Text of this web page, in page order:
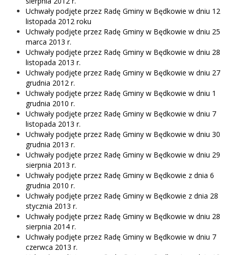
Uchwały podjęte przez Radę Gminy w Będkowie w dniu 12
listopada 2012 roku
Uchwały podjęte przez Radę Gminy w Będkowie w dniu 25
marca 2013 r.
Uchwały podjęte przez Radę Gminy w Będkowie w dniu 28
listopada 2013 r.
Uchwały podjęte przez Radę Gminy w Będkowie w dniu 27
grudnia 2012 r.
Uchwały podjęte przez Radę Gminy w Będkowie w dniu 1
grudnia 2010 r.
Uchwały podjęte przez Radę Gminy w Będkowie w dniu 7
listopada 2013 r.
Uchwały podjęte przez Radę Gminy w Będkowie w dniu 30
grudnia 2013 r.
Uchwały podjęte przez Radę Gminy w Będkowie w dniu 29
sierpnia 2013 r.
Uchwały podjęte przez Radę Gminy w Będkowie z dnia 6
grudnia 2010 r.
Uchwały podjęte przez Radę Gminy w Będkowie z dnia 28
stycznia 2013 r.
Uchwały podjęte przez Radę Gminy w Będkowie w dniu 28
sierpnia 2014 r.
Uchwały podjęte przez Radę Gminy w Będkowie w dniu 7
czerwca 2013 r.